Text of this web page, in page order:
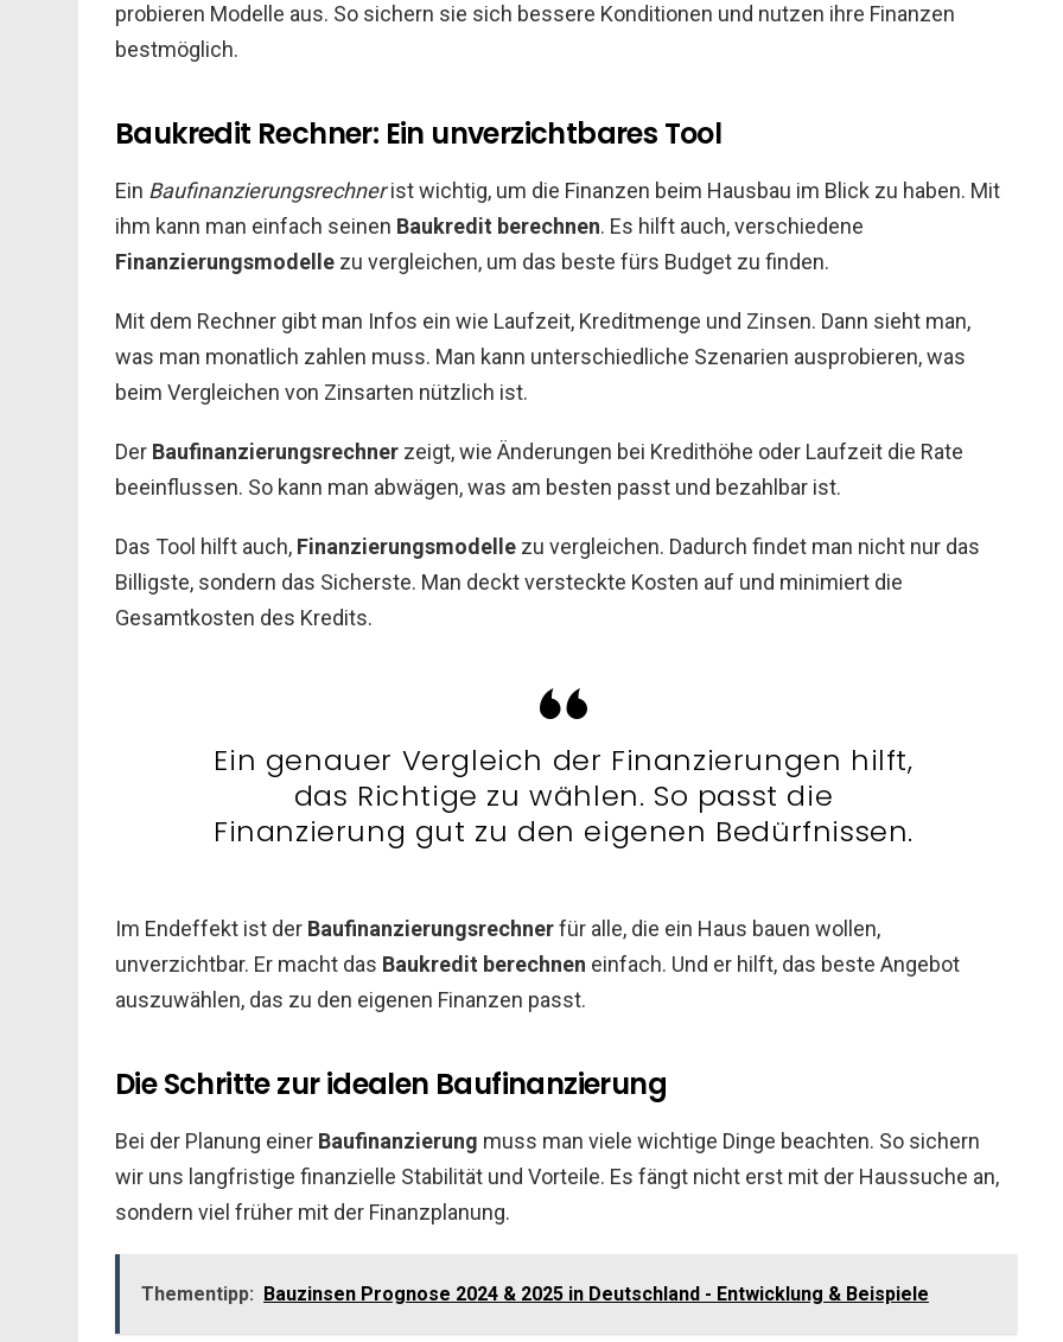
probieren Modelle aus. So sichern sie sich bessere Konditionen und nutzen ihre Finanzen
bestmöglich.
Baukredit Rechner: Ein unverzichtbares Tool
Ein Baufinanzierungsrechnerist wichtig, um die Finanzen beim Hausbau im Blick zu haben. Mit
ihm kann man einfach seinen Baukredit berechnen. Es hilft auch, verschiedene
Finanzierungsmodelle zu vergleichen, um das beste fürs Budget zu finden.
Mit dem Rechner gibt man Infos ein wie Laufzeit, Kreditmenge und Zinsen. Dann sieht man,
was man monatlich zahlen muss. Man kann unterschiedliche Szenarien ausprobieren, was
beim Vergleichen von Zinsarten nützlich ist.
Der Baufinanzierungsrechner zeigt, wie Änderungen bei Kredithöhe oder Laufzeit die Rate
beeinflussen. So kann man abwägen, was am besten passt und bezahlbar ist.
Das Tool hilft auch, Finanzierungsmodelle zu vergleichen. Dadurch findet man nicht nur das
Billigste, sondern das Sicherste. Man deckt versteckte Kosten auf und minimiert die
Gesamtkosten des Kredits.
Ein genauer Vergleich der Finanzierungen hilft,
das Richtige zu wählen. So passt die
Finanzierung gut zu den eigenen Bedürfnissen.
Im Endeffekt ist der Baufinanzierungsrechnerfür alle, die ein Haus bauen wollen,
unverzichtbar. Er macht das Baukredit berechnen einfach. Und er hilft, das beste Angebot
auszuwählen, das zu den eigenen Finanzen passt.
Die Schritte zur idealen Baufinanzierung
Bei der Planung einer Baufinanzierung muss man viele wichtige Dinge beachten. So sichern
wir uns langfristige finanzielle Stabilität und Vorteile. Es fängt nicht erst mit der Haussuche an,
sondern viel früher mit der Finanzplanung.
Thementipp: Bauzinsen Prognose 2024 & 2025 in Deutschland - Entwicklung & Beispiele